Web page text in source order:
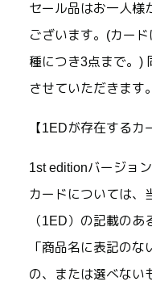
セール品はお一人様
ございます。(カー
種につき3点まで。)
させていただきます。
【1EDが存在するカ
1st editionバージョ
カードについては、
（1ED）の記載のあ
「商品名に表記の
の、または選べない